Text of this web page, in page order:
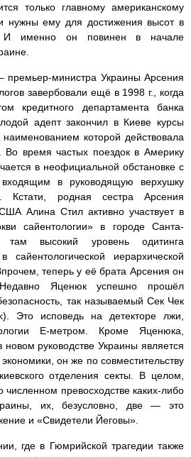
только главному американскому
нужны ему для достижения высот в
И именно он повинен в начале
министра Украины Арсения
завербовали ещё в 1998 г., когда
кредитного департамента банка
адепт закончил в Киеве курсы
которой действовала
Во время частых поездок в Америку
в неофициальной обстановке с
в руководящую верхушку
Кстати, родная сестра Арсения
Алина Стил активно участвует в
сайентологии» в городе Санта-
высокий уровень одитинга
иерархической
теперь у её брата Арсения он
Яценюк успешно прошёл
так называемый Сек Чек
Это исповедь на детекторе лжи,
Е-метром. Кроме Яценюка,
руководстве Украины является
он же по совместительству
отделения секты. В целом,
превосходстве каких-либо
их, безусловно, две — это
и «Свидетели Йеговы».
где в Гюмрийской трагедии также